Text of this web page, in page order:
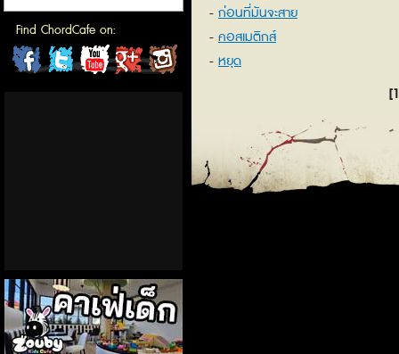
Find ChordCafe on:
ChordCafeChordCafeChordCafeChordCafeChordCafe
ก่อนที่มันจะสาย
คอสเมติกส์
หยุด